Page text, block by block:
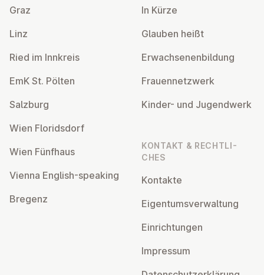
Graz
Linz
Ried im Innkreis
EmK St. Pölten
Salzburg
Wien Flo­rids­dorf
Wien Fünfhaus
Vienna English-speaking
Bregenz
In Kürze
Glauben heißt
Er­wach­se­nen­bil­dung
Frau­en­netz­werk
Kinder- und Ju­gend­werk
KONTAKT & RECHT­LI­
CHES
Kontakte
Ei­gen­tums­ver­wal­tung
Ein­rich­tun­gen
Impressum